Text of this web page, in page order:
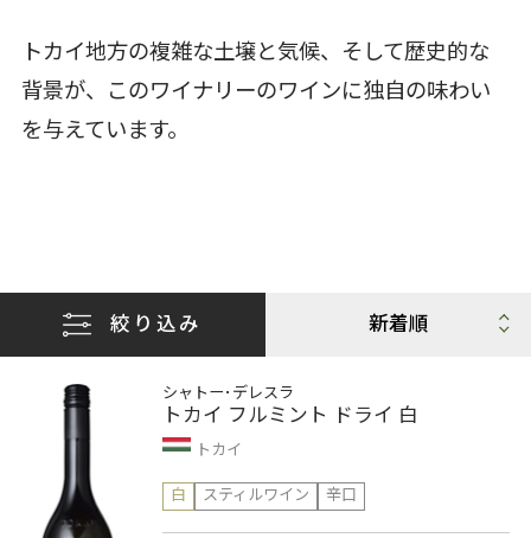
トカイ地方の複雑な土壌と気候、そして歴史的な
背景が、このワイナリーのワインに独自の味わい
を与えています。
絞り込み
シャトー･デレスラ
トカイ フルミント ドライ 白
トカイ
白
スティルワイン 辛口